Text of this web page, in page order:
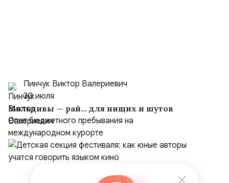
Пинчук Виктор Валериевич
30 июля
Мальдивы — рай… для нищих и шутов
Опыт бюджетного пребывания на
международном курорте